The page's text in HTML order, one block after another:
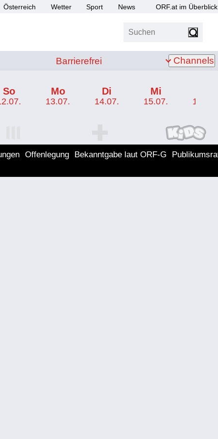
Österreich Wetter Sport News ORF.at im Überblick
Suchen
Z Barrierefrei
Barrierefrei Channels
So Mo
13.07.
Di
14.07.
Mi
15.07. 16.07.
ORF KIDS Programm
Offenlegung Bekanntgabe laut ORF-G